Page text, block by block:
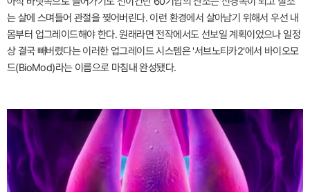
는 살에 스며들어 관절을 찢어버린다. 이런 환경에서 살아남기 위해서 우선 내
몸부터 업그레이드해야 한다. 원래라면 전작에서도 선보일 계획이었으나 일정
상 결국 빼버렸다는 이러한 업그레이드 시스템은 '서브노티카2'에서 바이오모
드(BioMod)라는 이름으로 마침내 완성됐다.